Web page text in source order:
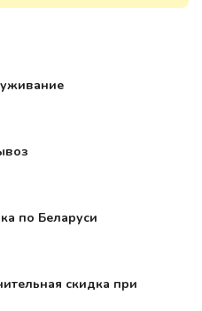
по Беларуси
скидка при